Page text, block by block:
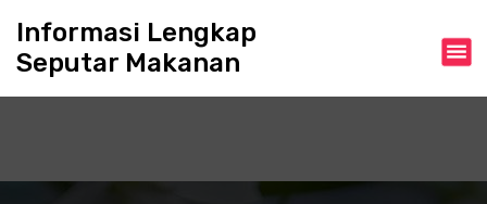
o
Informasi Lengkap
Seputar Makanan